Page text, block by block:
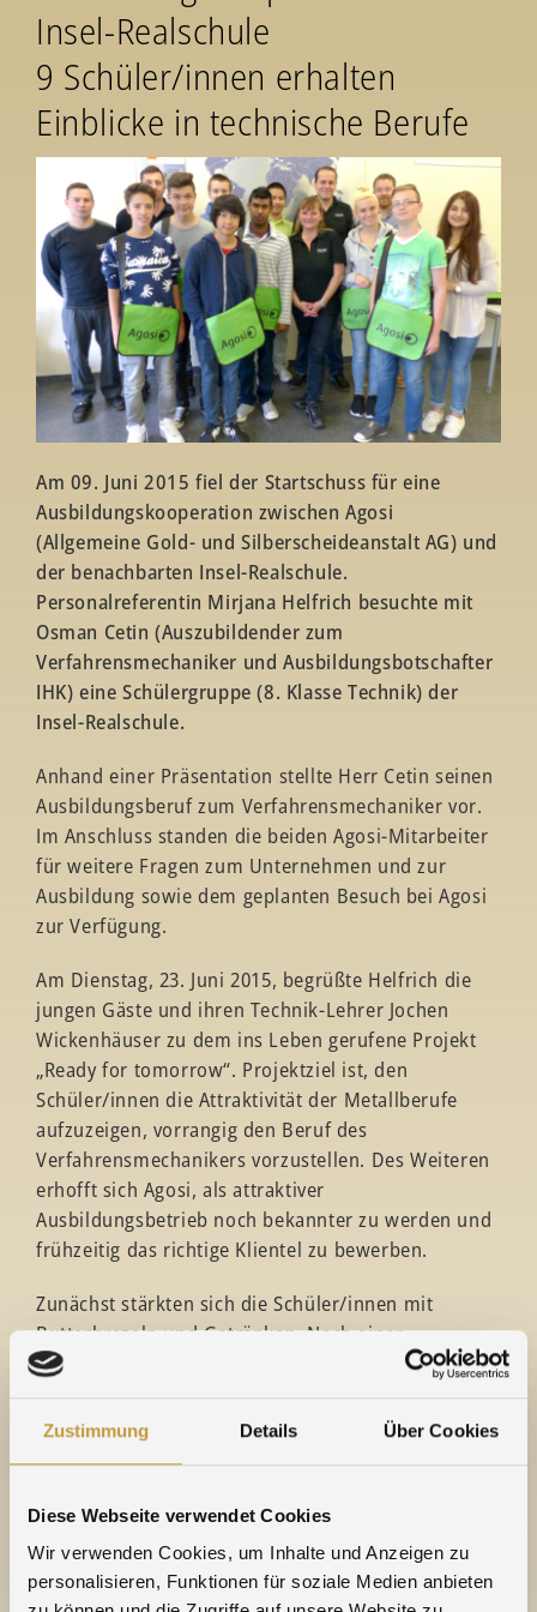
Zustimmung Details Über Cookies
Diese Webseite verwendet Cookies
Wir verwenden Cookies, um Inhalte und Anzeigen zu
personalisieren, Funktionen für soziale Medien anbieten
Insel-Realschule
9 Schüler/innen erhalten
Einblicke in technische Berufe
Am 09. Juni 2015 fiel der Startschuss für eine
Ausbildungskooperation zwischen Agosi
(Allgemeine Gold- und Silberscheideanstalt AG) und
der benachbarten Insel-Realschule.
Personalreferentin Mirjana Helfrich besuchte mit
Osman Cetin (Auszubildender zum
Verfahrensmechaniker und Ausbildungsbotschafter
IHK) eine Schülergruppe (8. Klasse Technik) der
Insel-Realschule.
Anhand einer Präsentation stellte Herr Cetin seinen
Ausbildungsberuf zum Verfahrensmechaniker vor.
Im Anschluss standen die beiden Agosi-Mitarbeiter
für weitere Fragen zum Unternehmen und zur
Ausbildung sowie dem geplanten Besuch bei Agosi
zur Verfügung.
Am Dienstag, 23. Juni 2015, begrüßte Helfrich die
jungen Gäste und ihren Technik-Lehrer Jochen
Wickenhäuser zu dem ins Leben gerufene Projekt
„Ready for tomorrow“. Projektziel ist, den
Schüler/innen die Attraktivität der Metallberufe
aufzuzeigen, vorrangig den Beruf des
Verfahrensmechanikers vorzustellen. Des Weiteren
erhofft sich Agosi, als attraktiver
Ausbildungsbetrieb noch bekannter zu werden und
frühzeitig das richtige Klientel zu bewerben.
Zunächst stärkten sich die Schüler/innen mit
Butterbrezeln und Getränken. Nach einer
Sicherheitsunterweisung und Ausstattung mit
Mayer (Ausbilder Verfahrensmechaniker), Marco
den Betrieb. In der Abteilung Produktion Halbzeuge
sahen sie, wie Bleche gewalzt und Rohre gezogen
werden, wie Ronden gestanzt und Drähte geglüht
werden. Typische Tätigkeiten des